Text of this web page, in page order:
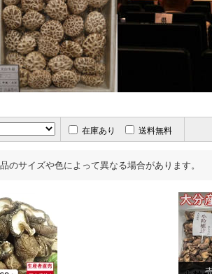
在庫あり 送料無料
のサイズや色によって異なる場合があります。